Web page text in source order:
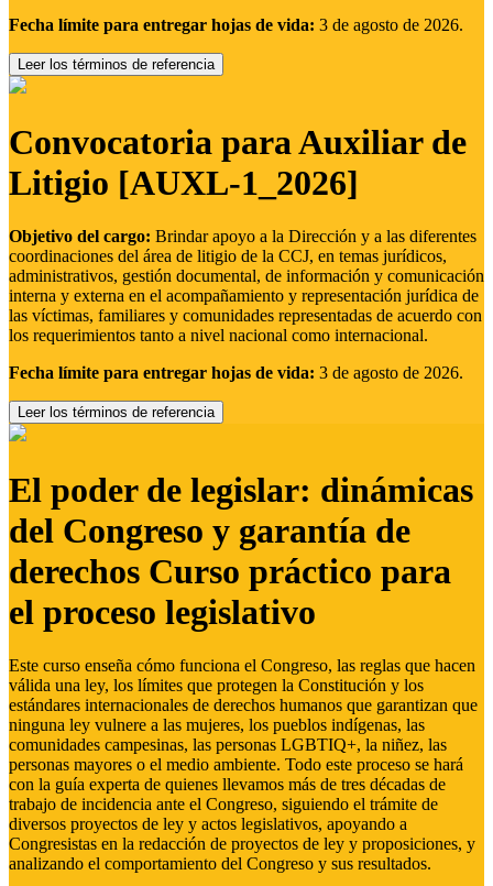
Fecha límite para entregar hojas de vida: 3 de agosto de 2026.
Leer los términos de referencia
Convocatoria para Auxiliar de
Litigio [AUXL-1_2026]
Objetivo del cargo: Brindar apoyo a la Dirección y a las diferentes
coordinaciones del área de litigio de la CCJ, en temas jurídicos,
administrativos, gestión documental, de información y comunicación
interna y externa en el acompañamiento y representación jurídica de
las víctimas, familiares y comunidades representadas de acuerdo con
los requerimientos tanto a nivel nacional como internacional.
Fecha límite para entregar hojas de vida: 3 de agosto de 2026.
Leer los términos de referencia
El poder de legislar: dinámicas
del Congreso y garantía de
derechos Curso práctico para
el proceso legislativo
Este curso enseña cómo funciona el Congreso, las reglas que hacen
válida una ley, los límites que protegen la Constitución y los
estándares internacionales de derechos humanos que garantizan que
ninguna ley vulnere a las mujeres, los pueblos indígenas, las
comunidades campesinas, las personas LGBTIQ+, la niñez, las
personas mayores o el medio ambiente. Todo este proceso se hará
con la guía experta de quienes llevamos más de tres décadas de
trabajo de incidencia ante el Congreso, siguiendo el trámite de
diversos proyectos de ley y actos legislativos, apoyando a
Congresistas en la redacción de proyectos de ley y proposiciones, y
analizando el comportamiento del Congreso y sus resultados.